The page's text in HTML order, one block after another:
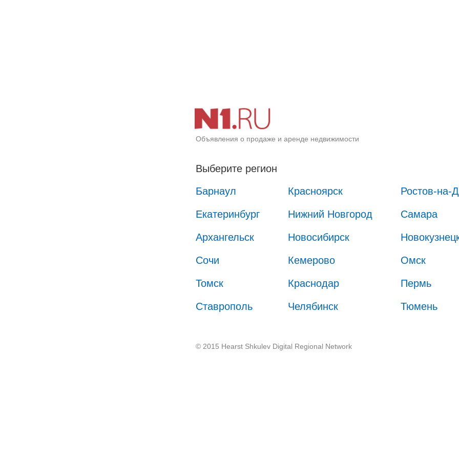
Объявления о продаже и аренде недвижимости
Выберите регион
Барнаул
Красноярск Ростов-на-
Екатеринбург Нижний Новгород Самара
Архангельск Новосибирск
Сочи Кемерово Омск
Томск Краснодар Пермь
Ставрополь Челябинск Тюмень
© 2015 Hearst Shkulev Digital Regional Network